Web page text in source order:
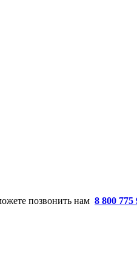
позвонить нам 8 800 775